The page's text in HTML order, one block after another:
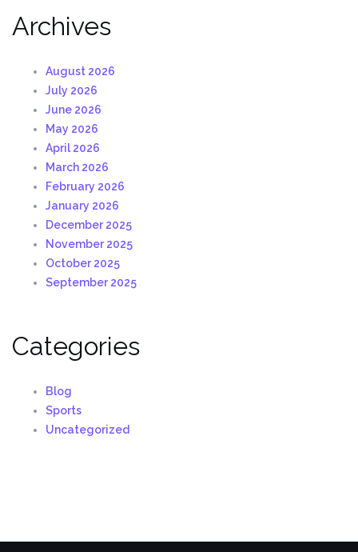
Archives
August 2026
July 2026
June 2026
May 2026
April 2026
March 2026
February 2026
January 2026
December 2025
November 2025
October 2025
September 2025
Categories
Blog
Sports
Uncategorized